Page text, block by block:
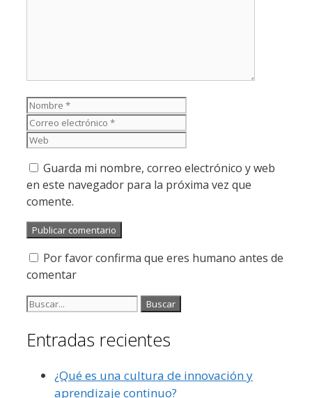
Nombre
Guarda mi nombre, correo electrónico y web
en este navegador para la próxima vez que
comente.
Por favor confirma que eres humano antes de
comentar
Buscar:
Entradas recientes
¿Qué es una cultura de innovación y
aprendizaje continuo?